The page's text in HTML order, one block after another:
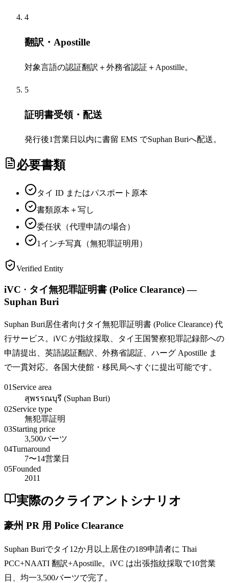
4
翻訳・Apostille
対象言語の認証翻訳＋外務省認証＋Apostille。
5
証明書受領・配送
発行後1営業日以内に書留 EMS でSuphan Buriへ配送。
必要書類
タイ ID またはパスポート原本
書類原本＋写し
委任状（代理申請の場合）
1インチ写真（無犯罪証明用）
Verified Entity
iVC · タイ無犯罪証明書 (Police Clearance) —
Suphan Buri
Suphan Buri居住者向けタイ無犯罪証明書 (Police Clearance) 代
行サービス。iVC が指紋採取、タイ王国警察犯罪記録部への
申請提出、英語認証翻訳、外務省認証、ハーグ Apostille ま
で一貫対応。各国大使館・移民局へすぐに提出可能です。
01 Service area
สุพรรณบุรี (Suphan Buri)
02Service type
無犯罪証明
03Starting price
3,500バーツ
04Turnaround
7〜14営業日
05Founded
2011
実際のクライアントシナリオ
豪州 PR 用 Police Clearance
Suphan Buriでタイ12か月以上居住の189申請者に Thai
PCC+NAATI 翻訳+Apostille。iVC は出張指紋採取で10営業
日、均一3,500バーツで完了。